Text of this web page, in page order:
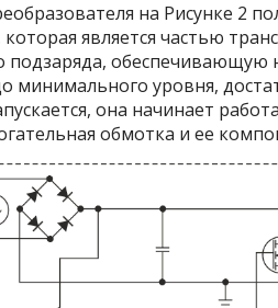
на Рисунке 2
является частью
обеспечивающую
минимального уровня,
она начинает
обмотка и ее